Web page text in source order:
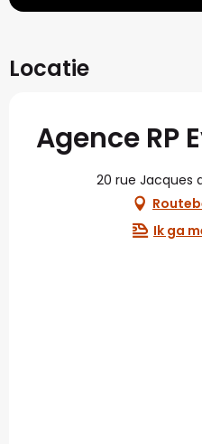
Locatie
Agence RP
20 rue Jacques
Ik ga